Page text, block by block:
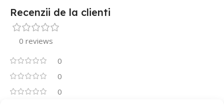
Recenzii de la clienti
0 reviews
0
0
0